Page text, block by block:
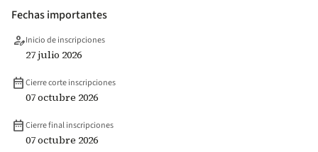
Fechas importantes
person_editInicio de inscripciones
27 julio 2026
date_rangeCierre corte inscripciones
07 octubre 2026
date_rangeCierre final inscripciones
07 octubre 2026